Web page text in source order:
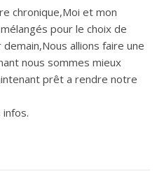
chronique,Moi et mon
pour le choix de
allions faire une
nous sommes mieux
prêt a rendre notre